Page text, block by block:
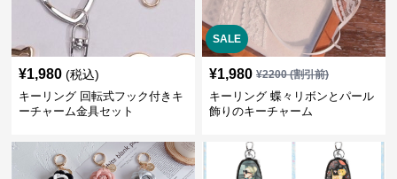
¥1,980 (税込)
キーリング 回転式フック付きキ
ーチャーム金具セット
SALE
¥1,980 ¥2200(割引前)
キーリング 蝶々リボンとパール
飾りのキーチャーム